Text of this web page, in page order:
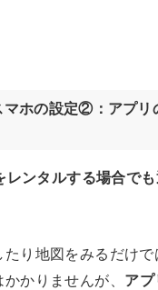
マホの設定②：アプリ
レンタルする場合で
たり地図をみるだけ
かりませんが、 アプ